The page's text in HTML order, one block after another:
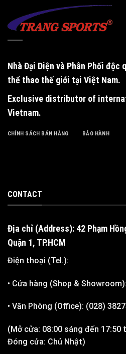
Nhà Đại Diện và Phân Phối độc
thể thao thế giới tại Việt Nam.
Exclusive distributor of
Vietnam.
CHÍNH SÁCH BÁN HÀNG BẢO HÀNH
CONTACT
Địa chỉ (Address): 42 Phạm
Quận 1, TP.HCM
Điện thoại (Tel.):
• Cửa hàng (Shop &
• Văn Phòng (Office): (028)
(Mở cửa: 08:00 sáng đến 17:50
Đóng cửa: Chủ Nhật)